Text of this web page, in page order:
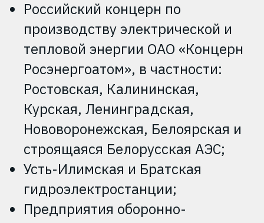
Российский концерн по
производству электрической и
тепловой энергии ОАО «Концерн
Росэнергоатом», в частности:
Ростовская, Калининская,
Курская, Ленинградская,
Нововоронежская, Белоярская и
строящаяся Белорусская АЭС;
Усть-Илимская и Братская
гидроэлектростанции;
Предприятия оборонно-